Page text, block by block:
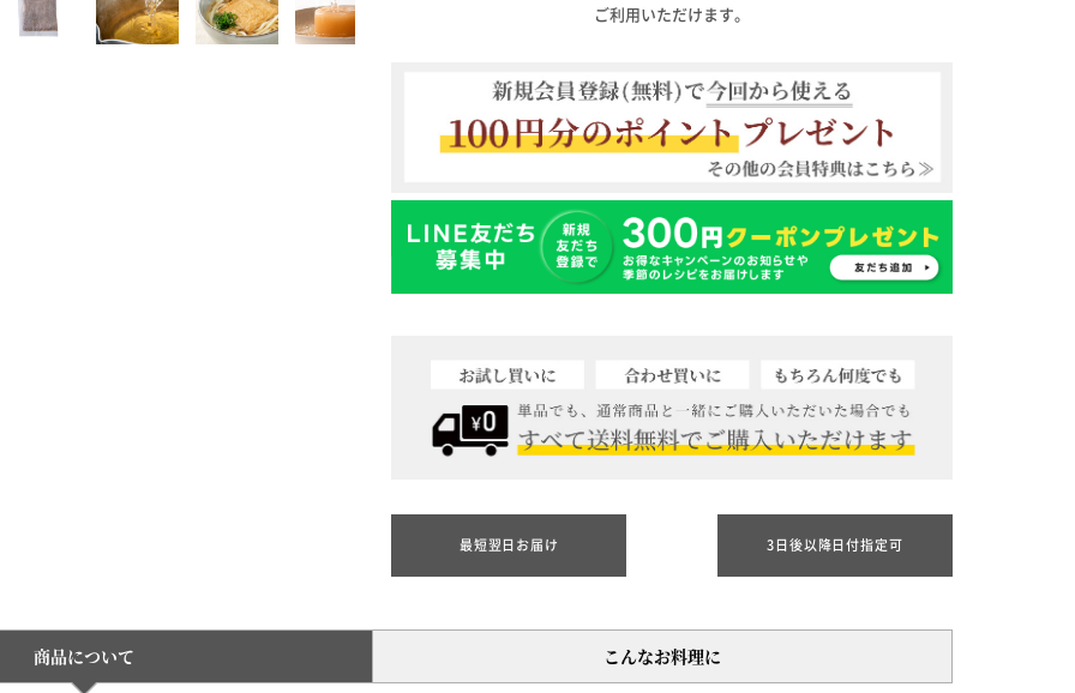
ご利用いただけます。
最短翌日お届け 3日後以降日付指定可
商品について こんなお料理に